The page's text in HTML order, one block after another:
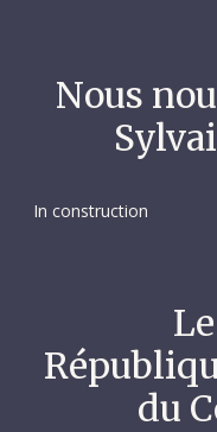
Nous
In construction
du